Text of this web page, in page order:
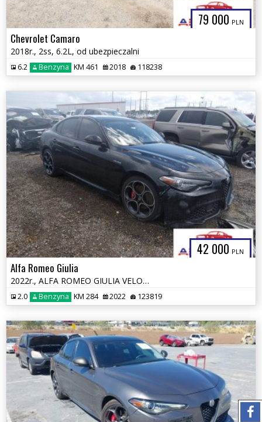
79 000 PLN
Chevrolet Camaro
2018r., 2ss, 6.2L, od ubezpieczalni
6.2 Benzyna KM 461 2018 118238
42 000 PLN
Alfa Romeo Giulia
2022r., ALFA ROMEO GIULIA VELOCE TI RWD, 2L, od ubezpieczalni
2.0 Benzyna KM 284 2022 123819